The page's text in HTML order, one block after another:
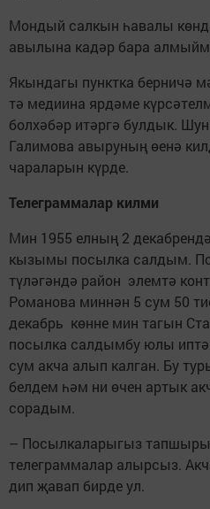
Мондый салкын һавалы
авылына кадәр бара
Якындагы пунктка берничә
тә медиина ярдәме
болхәбәр итәргә булдык.
Галимова авыруның өенә
чараларын күрде.
Телеграммалар килми
Мин 1955 елның 2
кызымы посылка салдым.
түләгәндә район элемтә
Романова миннән 5 сум 50
декабрь көнне мин тагын
посылка салдымбу юлы
сум акча алып калган. Бу
белдем һәм ни өчен артык
сорадым.
– Посылкаларыгыз
телеграммалар алырсыз.
дип җавап бирде ул.